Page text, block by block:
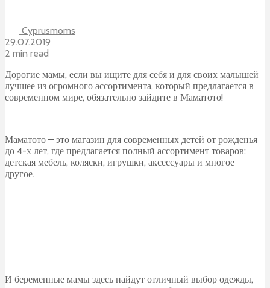
Cyprusmoms
29.07.2019
2 min read
Дорогие мамы, если вы ищите для себя и для своих малышей
лучшее из огромного ассортимента, который предлагается в
современном мире, обязательно зайдите в Маматото!
Маматото – это магазин для современных детей от рожденья
до 4-х лет, где предлагается полный ассортимент товаров:
детская мебель, коляски, игрушки, аксессуары и многое
другое.
И беременные мамы здесь найдут отличный выбор одежды,